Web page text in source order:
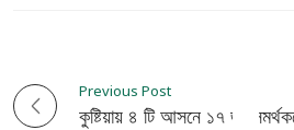
P
Previous Post
কুষ্টিয়ায় ৪ টি আসনে ১৭ জনের